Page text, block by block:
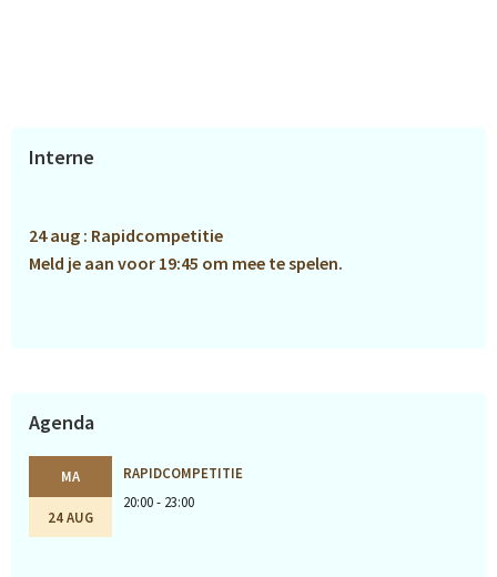
Primaire
Interne
24 aug : Rapidcompetitie
Meld je aan voor 19:45 om mee te spelen.
Agenda
MA
24 AUG
RAPIDCOMPETITIE
20:00 - 23:00